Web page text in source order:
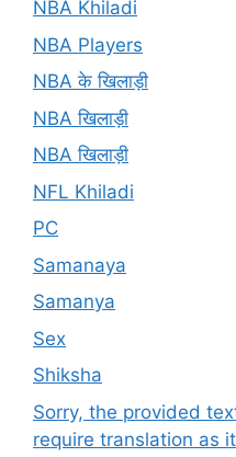
NBA Khiladi
NBA Players
NBA के खिलाड़ी
NBA खिलाड़ी
NBA खिलाड़ी
NFL Khiladi
PC
Samanaya
Samanya
Sex
Shiksha
Sorry, the provided
require translation as